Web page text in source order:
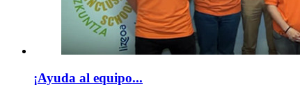
¡Ayuda al equipo...